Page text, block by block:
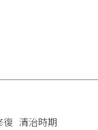
復 清治時期